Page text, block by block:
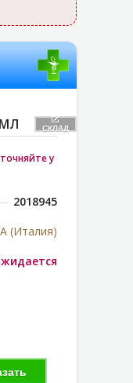
СКЛАД
у
2018945
(Италия)